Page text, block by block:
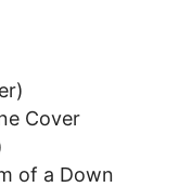
Cover
of a Down